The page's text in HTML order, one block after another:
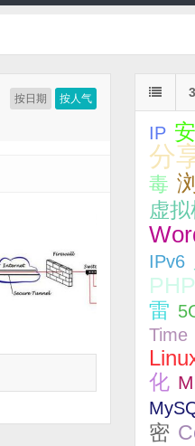
按日期 按人气
IP
分
毒
虚
IPv6
PHP
雷
Time
化
密